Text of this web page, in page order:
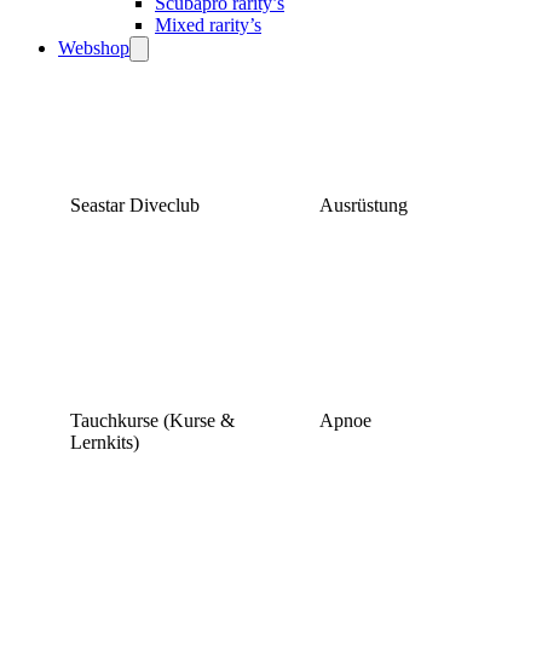
Mixed rarity’s
Webshop
Seastar Diveclub Ausrüstung
Tauchkurse (Kurse &
Lernkits)
Apnoe